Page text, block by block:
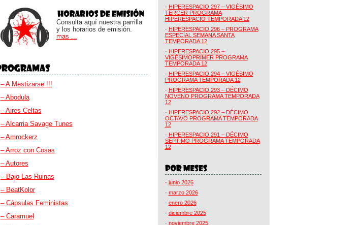
Consulta aquí nuestra parrilla
y los horarios de emisión.
mas ...
– A Mestizarse !!!
– Abodula
– Aires Celtas
– Alcarria Savage Tunes
– Amrockerz
– Arroz con Cosas
– Autores
– Bajo Las Ruinas
– BeatKolor
– Cápsulas Feministas
– Caramuel
· HIPERESPACIO 297 – VIGÉSIMO
TERCER PROGRAMA
HIPERESPACIO TEMPORADA 12
· HIPERESPACIO 296 – PROGRAMA
ESPECIAL SEMANA SANTA
TEMPORADA 12
· HIPERESPACIO 295 –
VIGÉSIMOPRIMER PROGRAMA
TEMPORADA 12
· HIPERESPACIO 294 – VIGÉSIMO
PROGRAMA TEMPORADA 12
· HIPERESPACIO 293 – DÉCIMO
NOVENO PROGRAMA TEMPORADA
12
· HIPERESPACIO 292 – DÉCIMO
OCTAVO PROGRAMA TEMPORADA
12
· HIPERESPACIO 291 – DÉCIMO
SÉPTIMO PROGRAMA TEMPORADA
12
· junio 2026
· marzo 2026
· enero 2026
· diciembre 2025
· noviembre 2025